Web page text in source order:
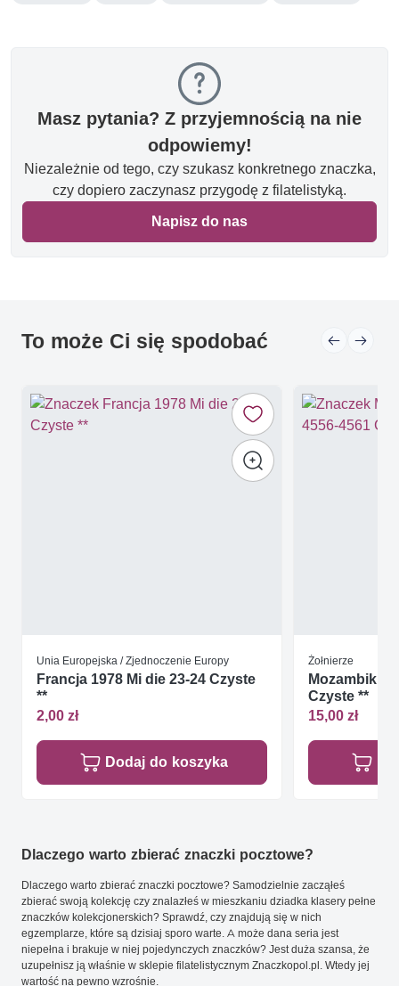
Masz pytania? Z przyjemnością na nie
odpowiemy!
Niezależnie od tego, czy szukasz konkretnego znaczka,
czy dopiero zaczynasz przygodę z filatelistyką.
Napisz do nas
To może Ci się spodobać
Unia Europejska / Zjednoczenie Europy
Francja 1978 Mi die 23-24 Czyste
**
2,00 zł
Dodaj do koszyka
Żołnierze
Mozambik
Czyste **
15,00 zł
Dlaczego warto zbierać znaczki pocztowe?
Dlaczego warto zbierać znaczki pocztowe? Samodzielnie zacząłeś
zbierać swoją kolekcję czy znalazłeś w mieszkaniu dziadka klasery pełne
znaczków kolekcjonerskich? Sprawdź, czy znajdują się w nich
egzemplarze, które są dzisiaj sporo warte. A może dana seria jest
niepełna i brakuje w niej pojedynczych znaczków? Jest duża szansa, że
uzupełnisz ją właśnie w sklepie filatelistycznym Znaczkopol.pl. Wtedy jej
wartość na pewno wzrośnie.